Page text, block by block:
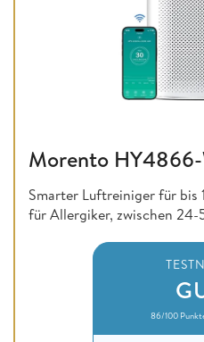
Morento
Smarter Luftreiniger für bis
für Allergiker, zwischen 24-
86/100